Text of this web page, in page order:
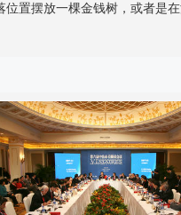
置摆放一棵金钱树，或者是